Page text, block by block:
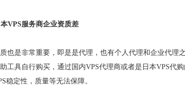
VPS服务商企业资质差
也是非常重要，即是是代理，也有个人代理和企业代理
工具自行购买，通过国内VPS代理商或者是日本VPS代
稳定性，质量等无法保障。